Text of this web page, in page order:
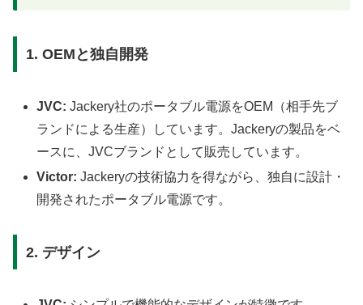
1. OEMと独自開発
JVC: Jackery社のポータブル電源をOEM（相手先ブ
ランドによる生産）しています。Jackeryの製品をベ
ースに、JVCブランドとして販売しています。
Victor: Jackeryの技術協力を得ながら、独自に設計・
開発されたポータブル電源です。
2. デザイン